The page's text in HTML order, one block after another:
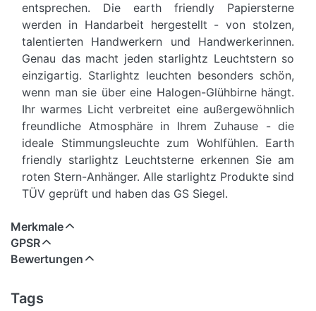
entsprechen. Die earth friendly Papiersterne
werden in Handarbeit hergestellt - von stolzen,
talentierten Handwerkern und Handwerkerinnen.
Genau das macht jeden starlightz Leuchtstern so
einzigartig. Starlightz leuchten besonders schön,
wenn man sie über eine Halogen-Glühbirne hängt.
Ihr warmes Licht verbreitet eine außergewöhnlich
freundliche Atmosphäre in Ihrem Zuhause - die
ideale Stimmungsleuchte zum Wohlfühlen. Earth
friendly starlightz Leuchtsterne erkennen Sie am
roten Stern-Anhänger. Alle starlightz Produkte sind
TÜV geprüft und haben das GS Siegel.
Merkmale
GPSR
Bewertungen
Tags